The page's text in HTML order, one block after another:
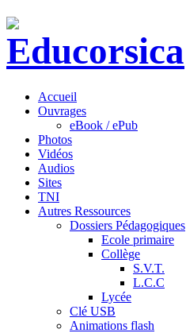
Accueil
Ouvrages
eBook / ePub
Photos
Vidéos
Audios
Sites
TNI
Autres Ressources
Dossiers Pédagogiques
Ecole primaire
Collège
S.V.T.
L.C.C
Lycée
Clé USB
Animations flash